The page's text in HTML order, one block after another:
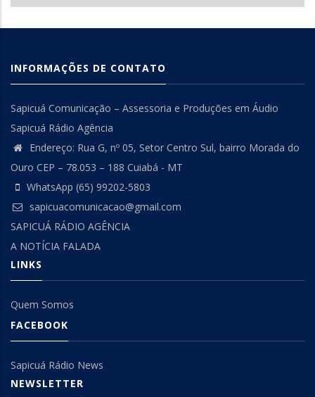
INFORMAÇÕES DE CONTATO
Sapicuá Comunicação – Assessoria e Produções em Áudio
Sapicuá Rádio Agência
Endereço: Rua G, nº 05, Setor Centro Sul, bairro Morada do
Ouro CEP – 78.053 – 188 Cuiabá - MT
WhatsApp (65) 99202-5803
sapicuacomunicacao@gmail.com
SAPICUÁ RÁDIO AGÊNCIA
A NOTÍCIA FALADA
LINKS
Quem Somos
FACEBOOK
Sapicuá Rádio News
NEWSLETTER